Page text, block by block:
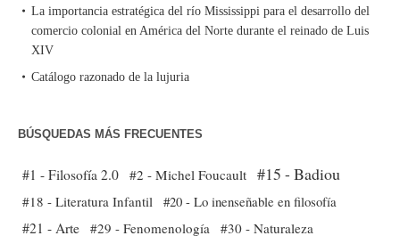
La importancia estratégica del río Mississippi para el desarrollo del
comercio colonial en América del Norte durante el reinado de Luis
XIV
Catálogo razonado de la lujuria
BÚSQUEDAS MÁS FRECUENTES
#1 - Filosofía 2.0 #2 - Michel Foucault #15 - Badiou
#18 - Literatura Infantil #20 - Lo inenseñable en filosofía
#21 - Arte #29 - Fenomenología
#30 - Naturaleza